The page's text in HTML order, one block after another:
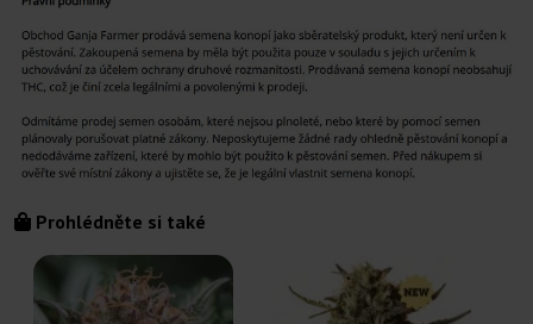
Prohlédněte si také